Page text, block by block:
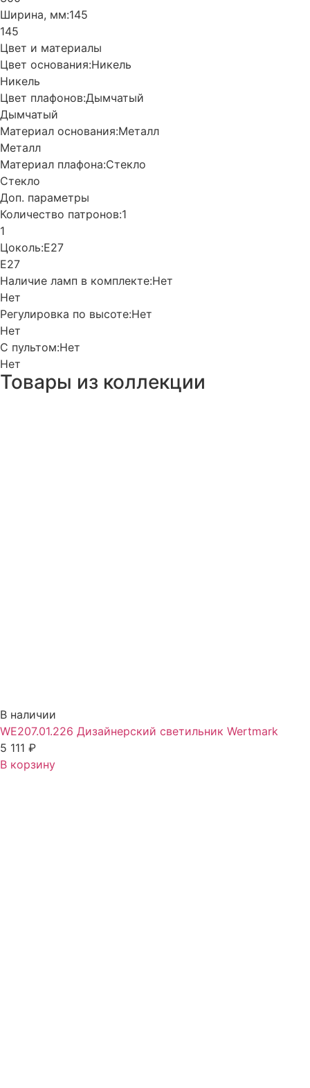
Ширина, мм:145
145
Цвет и материалы
Цвет основания:Никель
Никель
Цвет плафонов:Дымчатый
Дымчатый
Материал основания:Металл
Металл
Материал плафона:Стекло
Стекло
Доп. параметры
Количество патронов:1
1
Цоколь:Е27
Е27
Наличие ламп в комплекте:Нет
Нет
Регулировка по высоте:Нет
Нет
С пультом:Нет
Нет
Товары из коллекции
В наличии
WE207.01.226 Дизайнерский светильник Wertmark
5 111 ₽
В корзину